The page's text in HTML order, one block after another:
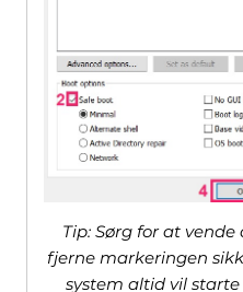
Tip: Sørg for at
fjerne markeringen
system altid vil